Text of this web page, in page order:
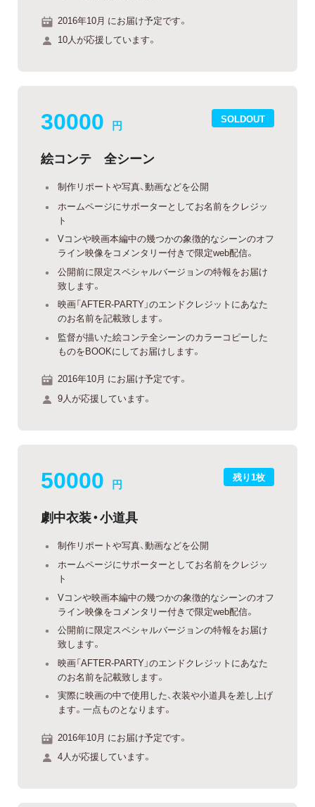
2016年10月 にお届け予定です。
10人が応援しています。
SOLDOUT
30000 円
絵コンテ 全シーン
制作リポートや写真、動画などを公開
ホームページにサポーターとしてお名前をクレジッ
ト
Vコンや映画本編中の幾つかの象徴的なシーンのオフ
ライン映像をコメンタリー付きで限定web配信。
公開前に限定スペシャルバージョンの特報をお届け
致します。
映画「AFTER-PARTY」のエンドクレジットにあなた
のお名前を記載致します。
監督が描いた絵コンテ全シーンのカラーコピーした
ものをBOOKにしてお届けします。
2016年10月 にお届け予定です。
9人が応援しています。
残り1枚
50000 円
劇中衣装・小道具
制作リポートや写真、動画などを公開
ホームページにサポーターとしてお名前をクレジッ
ト
Vコンや映画本編中の幾つかの象徴的なシーンのオフ
ライン映像をコメンタリー付きで限定web配信。
公開前に限定スペシャルバージョンの特報をお届け
致します。
映画「AFTER-PARTY」のエンドクレジットにあなた
のお名前を記載致します。
実際に映画の中で使用した、衣装や小道具を差し上げ
ます。一点ものとなります。
2016年10月 にお届け予定です。
4人が応援しています。